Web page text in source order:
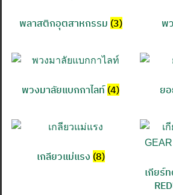
พลาสติกอุตสาหกรรม (3) พ
พวงมาลัยแบกกาไลท์ (4) ย
เกลียวแม่แรง (8)
เกียร์